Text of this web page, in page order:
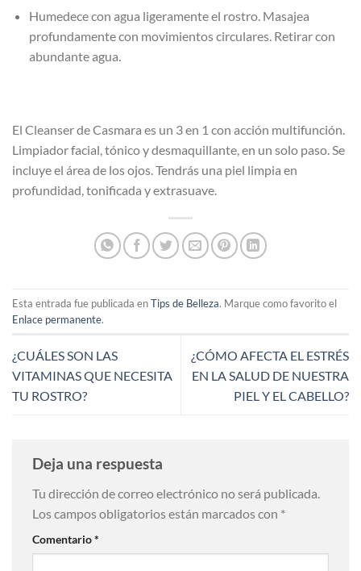
Humedece con agua ligeramente el rostro. Masajea
profundamente con movimientos circulares. Retirar con
abundante agua.
El Cleanser de Casmara es un 3 en 1 con acción multifunción.
Limpiador facial, tónico y desmaquillante, en un solo paso. Se
incluye el área de los ojos. Tendrás una piel limpia en
profundidad, tonificada y extrasuave.
Esta entrada fue publicada enTips de Belleza. Marque como favorito el
Enlace permanente.
¿CUÁLES SON LAS
VITAMINAS QUE NECESITA
TU ROSTRO?
¿CÓMO AFECTA EL ESTRÉS
EN LA SALUD DE NUESTRA
PIEL Y EL CABELLO?
Deja una respuesta
Tu dirección de correo electrónico no será publicada.
Los campos obligatorios están marcados con *
Comentario*